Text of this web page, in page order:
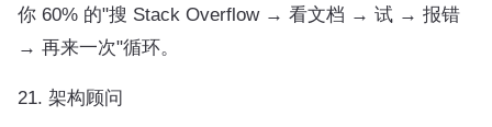
你 60% 的"搜 Stack Overflow → 看文档 → 试 → 报错
→ 再来一次"循环。
21. 架构顾问